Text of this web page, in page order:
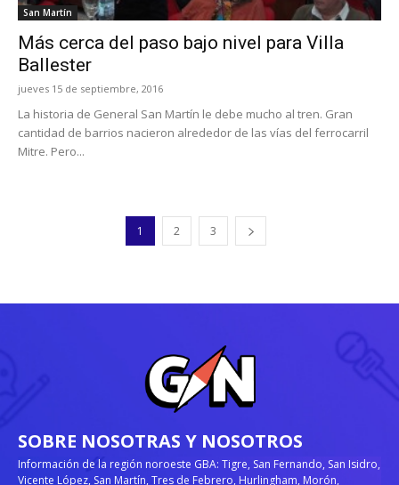
San Martín
Más cerca del paso bajo nivel para Villa
Ballester
jueves 15 de septiembre, 2016
La historia de General San Martín le debe mucho al tren. Gran
cantidad de barrios nacieron alrededor de las vías del ferrocarril
Mitre. Pero...
1 2 3
SOBRE NOSOTRAS Y NOSOTROS
Información de la región noroeste GBA: Tigre, San Fernando, San Isidro,
Vicente López, San Martín, Tres de Febrero, Hurlingham, Morón,